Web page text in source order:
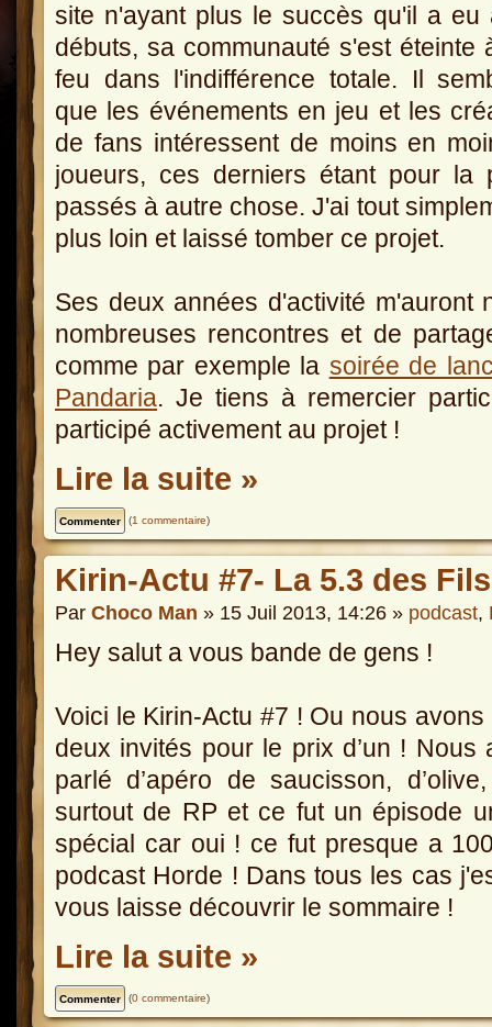
site n'ayant plus le succès qu'il a eu
débuts, sa communauté s'est éteinte
feu dans l'indifférence totale. Il
que les événements en jeu et les
de fans intéressent de moins en
joueurs, ces derniers étant pour la
passés à autre chose. J'ai tout
plus loin et laissé tomber ce projet.
Ses deux années d'activité m'auront
nombreuses rencontres et de
comme par exemple la soirée de
Pandaria. Je tiens à remercier
participé activement au projet !
Lire la suite »
(1 commentaire)
Kirin-Actu #7- La 5.3 des
Par Choco Man » 15 Juil 2013, 14:26 » podcast,
Hey salut a vous bande de gens !
Voici le Kirin-Actu #7 ! Ou nous avons
deux invités pour le prix d’un ! Nous
parlé d’apéro de saucisson,
surtout de RP et ce fut un épisode
spécial car oui ! ce fut presque a
podcast Horde ! Dans tous les cas
vous laisse découvrir le sommaire !
Lire la suite »
(0 commentaire)